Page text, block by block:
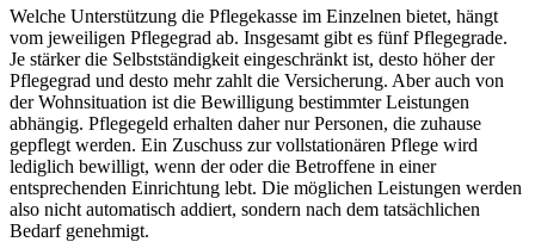
Welche Unterstützung die Pflegekasse im Einzelnen bietet, hängt
vom jeweiligen Pflegegrad ab. Insgesamt gibt es fünf Pflegegrade.
Je stärker die Selbstständigkeit eingeschränkt ist, desto höher der
Pflegegrad und desto mehr zahlt die Versicherung. Aber auch von
der Wohnsituation ist die Bewilligung bestimmter Leistungen
abhängig. Pflegegeld erhalten daher nur Personen, die zuhause
gepflegt werden. Ein Zuschuss zur vollstationären Pflege wird
lediglich bewilligt, wenn der oder die Betroffene in einer
entsprechenden Einrichtung lebt. Die möglichen Leistungen werden
also nicht automatisch addiert, sondern nach dem tatsächlichen
Bedarf genehmigt.